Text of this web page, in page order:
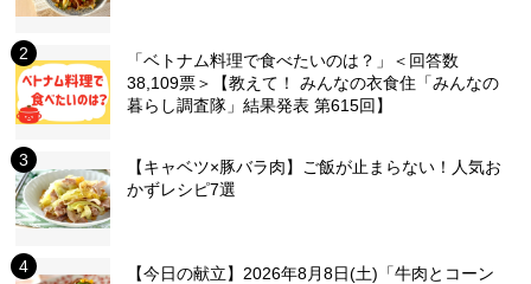
「ベトナム料理で食べたいのは？」＜回答数
38,109票＞【教えて！ みんなの衣食住「みんなの
暮らし調査隊」結果発表 第615回】
【キャベツ×豚バラ肉】ご飯が止まらない！人気お
かずレシピ7選
【今日の献立】2026年8月8日(土)「牛肉とコーン